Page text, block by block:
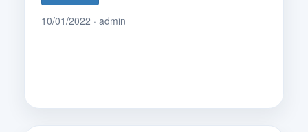
10/01/2022 · admin